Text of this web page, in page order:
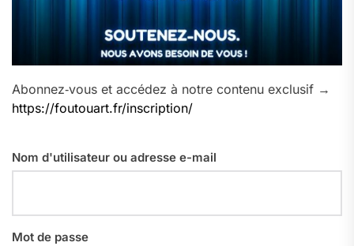
Abonnez‑vous et accédez à notre contenu exclusif →
https://foutouart.fr/inscription/
Nom d'utilisateur ou adresse e-mail
Mot de passe